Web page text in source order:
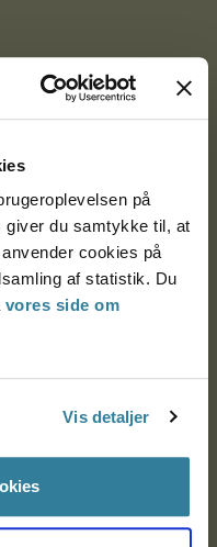
på
giver du samtykke til, at
cookies på
af statistik. Du
vores side om
Vis detaljer